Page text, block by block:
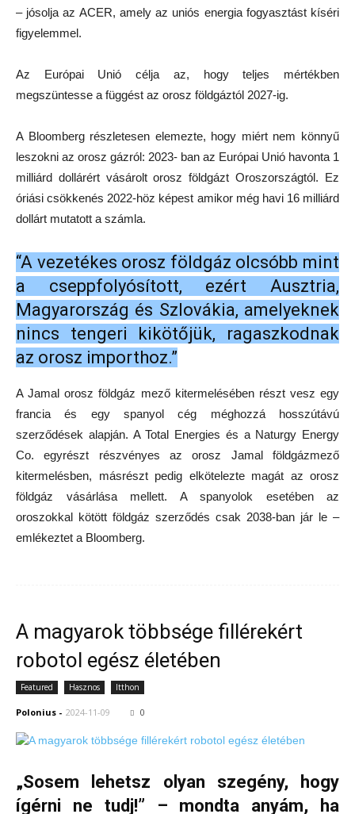
– jósolja az ACER, amely az uniós energia fogyasztást kíséri
figyelemmel.
Az Európai Unió célja az, hogy teljes mértékben
megszüntesse a függést az orosz földgáztól 2027-ig.
A Bloomberg részletesen elemezte, hogy miért nem könnyű
leszokni az orosz gázról: 2023- ban az Európai Unió havonta 1
milliárd dollárért vásárolt orosz földgázt Oroszországtól. Ez
óriási csökkenés 2022-höz képest amikor még havi 16 milliárd
dollárt mutatott a számla.
“A vezetékes orosz földgáz olcsóbb mint
a cseppfolyósított, ezért Ausztria,
Magyarország és Szlovákia, amelyeknek
nincs tengeri kikötőjük, ragaszkodnak
az orosz importhoz.”
A Jamal orosz földgáz mező kitermelésében részt vesz egy
francia és egy spanyol cég méghozzá hosszútávú
szerződések alapján. A Total Energies és a Naturgy Energy
Co. egyrészt részvényes az orosz Jamal földgázmező
kitermelésben, másrészt pedig elkötelezte magát az orosz
földgáz vásárlása mellett. A spanyolok esetében az
oroszokkal kötött földgáz szerződés csak 2038-ban jár le –
emlékeztet a Bloomberg.
A magyarok többsége fillérekért
robotol egész életében
Featured Hasznos Itthon
Polonius - 2024-11-09 0
„Sosem lehetsz olyan szegény, hogy
ígérni ne tudj!” – mondta anyám, ha